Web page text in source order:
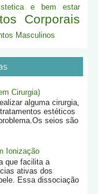
e bem estar
Corporais
Masculinos
Cirurgia)
alguma cirurgia,
estéticos
seios são
Ionização
que facilita a
ativas dos
Essa dissociação